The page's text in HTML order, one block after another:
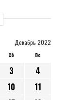
Декабрь 2022
Сб Вс
3
4
10
11